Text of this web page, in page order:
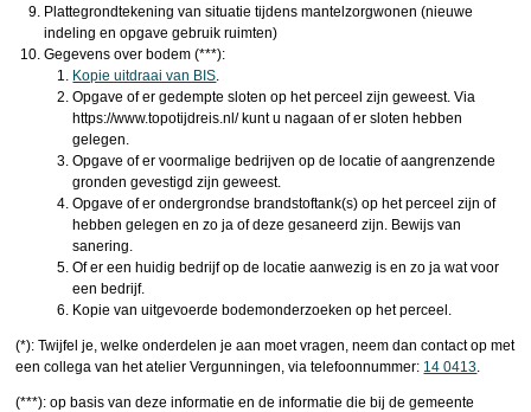
Plattegrondtekening van situatie tijdens mantelzorgwonen (nieuwe
indeling en opgave gebruik ruimten)
Gegevens over bodem (***):
Kopie uitdraai van BIS.
Opgave of er gedempte sloten op het perceel zijn geweest. Via
https://www.topotijdreis.nl/ kunt u nagaan of er sloten hebben
gelegen.
Opgave of er voormalige bedrijven op de locatie of aangrenzende
gronden gevestigd zijn geweest.
Opgave of er ondergrondse brandstoftank(s) op het perceel zijn of
hebben gelegen en zo ja of deze gesaneerd zijn. Bewijs van
sanering.
Of er een huidig bedrijf op de locatie aanwezig is en zo ja wat voor
een bedrijf.
Kopie van uitgevoerde bodemonderzoeken op het perceel.
(*): Twijfel je, welke onderdelen je aan moet vragen, neem dan contact op met
een collega van het atelier Vergunningen, via telefoonnummer: 14 0413.
(***): op basis van deze informatie en de informatie die bij de gemeente